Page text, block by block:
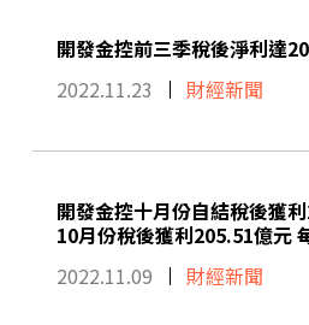
開發金控前三季稅後淨利達
2022.11.23
財經新聞
開發金控十月份自結稅後獲
10月份稅後獲利205.51億元
2022.11.09
財經新聞